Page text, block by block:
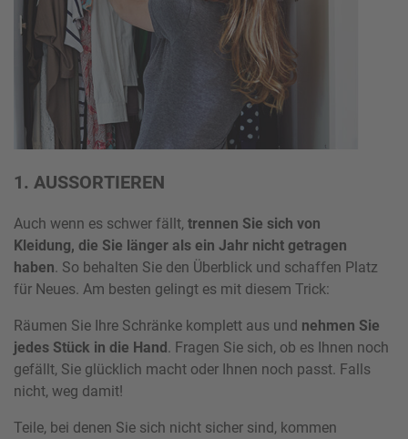
1. AUSSORTIEREN
Auch wenn es schwer fällt, trennen Sie sich von
Kleidung, die Sie länger als ein Jahr nicht getragen
haben. So behalten Sie den Überblick und schaffen Platz
für Neues. Am besten gelingt es mit diesem Trick:
Räumen Sie Ihre Schränke komplett aus und nehmen Sie
jedes Stück in die Hand. Fragen Sie sich, ob es Ihnen noch
gefällt, Sie glücklich macht oder Ihnen noch passt. Falls
nicht, weg damit!
Teile, bei denen Sie sich nicht sicher sind, kommen